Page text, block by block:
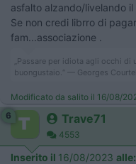
asfalto alzando/livelando il
Se non credi librro di
fam...associazione .
„Passare per idiota agli occhi
buongustaio.“ — Georges
Modificato da salito il 16/08/
6
Trave71
4553
Inserito il 16/08/2023 alle: